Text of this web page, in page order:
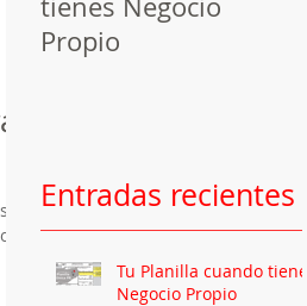
Propio
Entradas recientes
Tu Planilla cuando tienes
Negocio Propio